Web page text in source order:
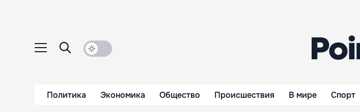
Политика Экономика Общество Происшествия В мире Спорт